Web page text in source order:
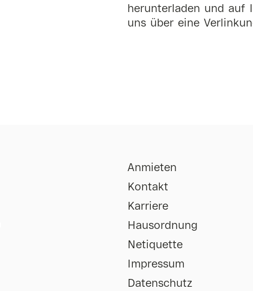
herunterladen und auf
uns über eine
Anmieten
Kontakt
Karriere
Hausordnung
Netiquette
Impressum
Datenschutz